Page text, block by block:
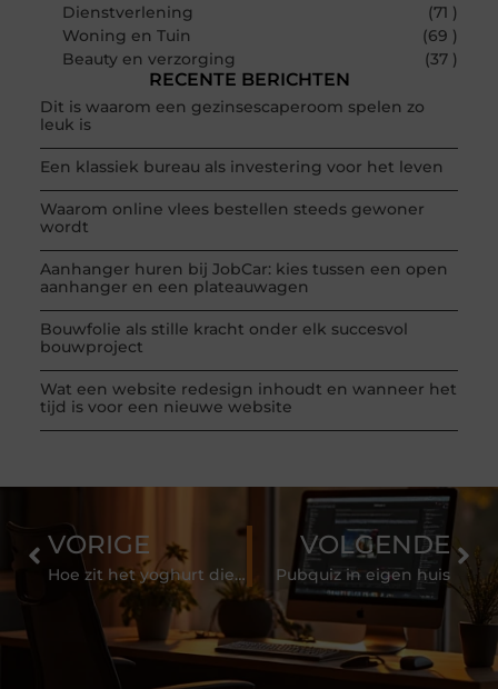
Dienstverlening
(71 )
Woning en Tuin
(69 )
Beauty en verzorging
(37 )
RECENTE BERICHTEN
Dit is waarom een gezinsescaperoom spelen zo
leuk is
Een klassiek bureau als investering voor het leven
Waarom online vlees bestellen steeds gewoner
wordt
Aanhanger huren bij JobCar: kies tussen een open
aanhanger en een plateauwagen
Bouwfolie als stille kracht onder elk succesvol
bouwproject
Wat een website redesign inhoudt en wanneer het
tijd is voor een nieuwe website
VORIGE
Hoe zit het yoghurt dieet in elkaar?
VOLGENDE
Pubquiz in eigen huis